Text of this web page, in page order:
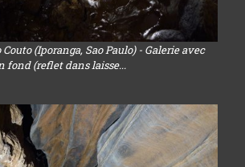
(Iporanga, Sao Paulo) - Galerie avec
fond (reflet dans laisse...